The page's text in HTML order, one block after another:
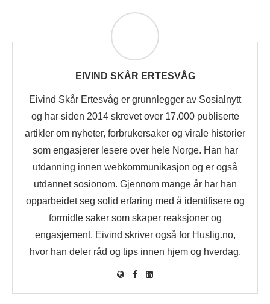
EIVIND SKÅR ERTESVÅG
Eivind Skår Ertesvåg er grunnlegger av Sosialnytt
og har siden 2014 skrevet over 17.000 publiserte
artikler om nyheter, forbrukersaker og virale historier
som engasjerer lesere over hele Norge. Han har
utdanning innen webkommunikasjon og er også
utdannet sosionom. Gjennom mange år har han
opparbeidet seg solid erfaring med å identifisere og
formidle saker som skaper reaksjoner og
engasjement. Eivind skriver også for Huslig.no,
hvor han deler råd og tips innen hjem og hverdag.